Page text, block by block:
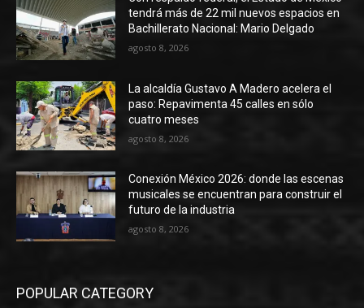
tendrá más de 22 mil nuevos espacios en
Bachillerato Nacional: Mario Delgado
agosto 8, 2026
La alcaldía Gustavo A Madero acelera el
paso: Repavimenta 45 calles en sólo
cuatro meses
agosto 8, 2026
Conexión México 2026: donde las escenas
musicales se encuentran para construir el
futuro de la industria
agosto 8, 2026
POPULAR CATEGORY